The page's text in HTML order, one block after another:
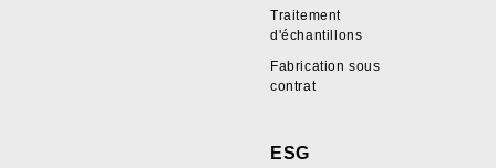
Traitement
d'échantillons
Fabrication sous
contrat
ESG